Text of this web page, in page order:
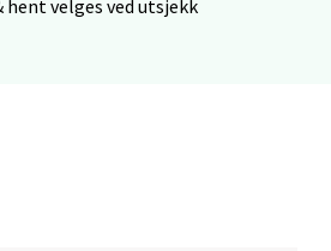
hent velges ved utsjekk